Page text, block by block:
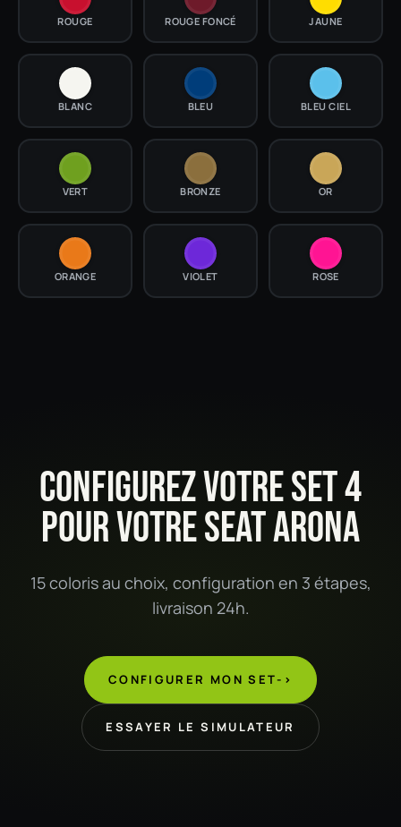
ROUGE ROUGE FONCÉ JAUNE
BLANC BLEU BLEU CIEL
VERT BRONZE OR
ORANGE VIOLET ROSE
CONFIGUREZ VOTRE SET 4
POUR VOTRE SEAT ARONA
15 coloris au choix, configuration en 3 étapes,
livraison 24h.
CONFIGURER MON SET->
ESSAYER LE SIMULATEUR